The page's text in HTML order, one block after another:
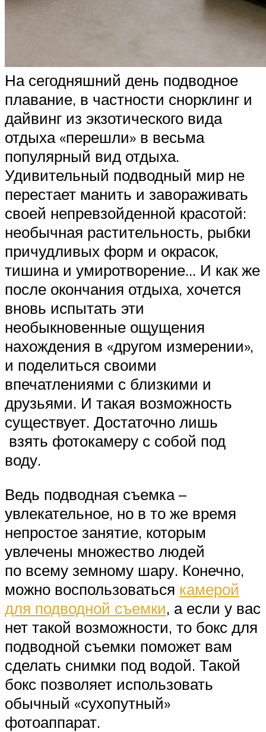
На сегодняшний день подводное
плавание, в частности снорклинг и
дайвинг из экзотического вида
отдыха «перешли» в весьма
популярный вид отдыха.
Удивительный подводный мир не
перестает манить и завораживать
своей непревзойденной красотой:
необычная растительность, рыбки
причудливых форм и окрасок,
тишина и умиротворение… И как же
после окончания отдыха, хочется
вновь испытать эти
необыкновенные ощущения
нахождения в «другом измерении»,
и поделиться своими
впечатлениями с близкими и
друзьями. И такая возможность
существует. Достаточно лишь
взять фотокамеру с собой под
воду.
Ведь подводная съемка –
увлекательное, но в то же время
непростое занятие, которым
увлечены множество людей
по всему земному шару. Конечно,
можно воспользоваться камерой
для подводной съемки, а если у вас
нет такой возможности, то бокс для
подводной съемки поможет вам
сделать снимки под водой. Такой
бокс позволяет использовать
обычный «сухопутный»
фотоаппарат.